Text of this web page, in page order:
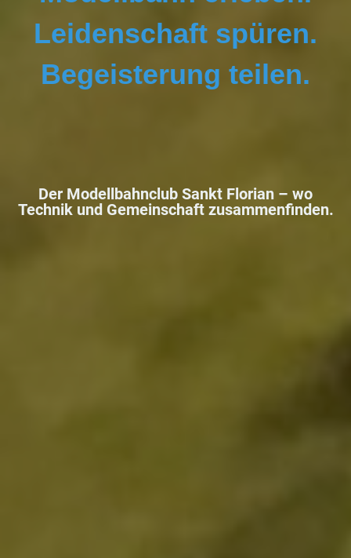
Leidenschaft spüren.
Begeisterung teilen.
Der Modellbahnclub Sankt Florian – wo
Technik und Gemeinschaft zusammenfinden.